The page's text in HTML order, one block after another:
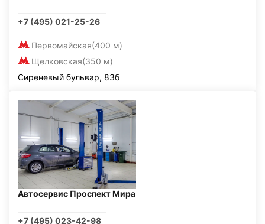
+7 (495) 021-25-26
Первомайская(400 м)
Щелковская(350 м)
Сиреневый бульвар, 83б
Автосервис Проспект Мира
+7 (495) 023-42-98